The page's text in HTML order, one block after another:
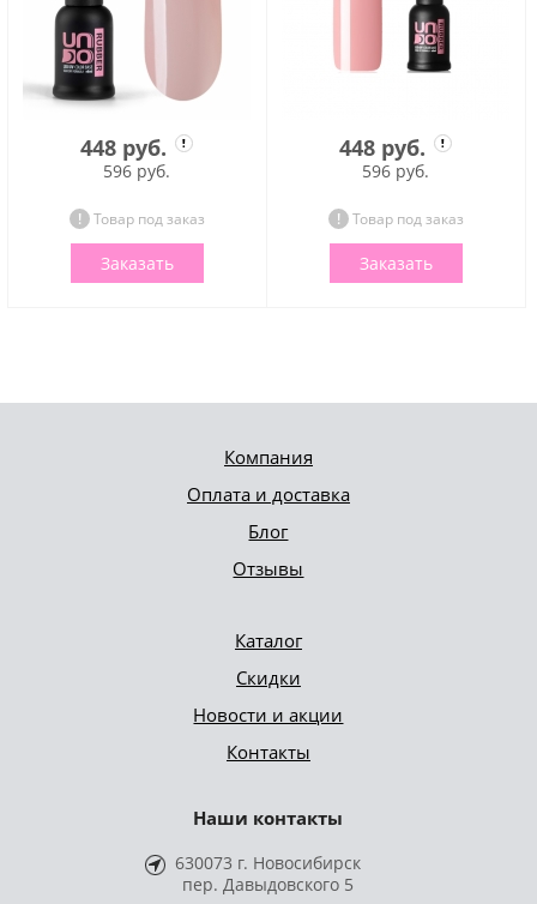
448 руб.
596 руб.
Товар под заказ
Заказать
448 руб.
596 руб.
Товар под заказ
Заказать
Компания
Оплата и доставка
Блог
Отзывы
Каталог
Скидки
Новости и акции
Контакты
Наши контакты
630073 г. Новосибирск
пер. Давыдовского 5